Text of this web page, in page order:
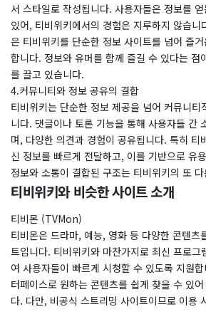
서 스타일로 작성됩니다. 사용자들은 정보를
있어, 티비위키에서의 경험은 지루하지 않습니
은 티비위키를 단순한 정보 사이트를 넘어 즐
합니다. 정보와 유머를 함께 즐길 수 있다는 점
를 끌고 있습니다.
4.커뮤니티와 정보 공유의 결합
티비위키는 단순한 정보 제공을 넘어 커뮤니티
니다. 댓글이나 토론 기능을 통해 사용자들 간
며, 다양한 의견과 경험이 공유됩니다. 특히 티
신 정보를 빠르게 전달하고, 이를 기반으로 유
정보와 소통이 결합된 구조는 티비위키의 또
​티비위키와 비슷한 사이트 소개
티비몬 (TVMon)
티비몬은 드라마, 예능, 영화 등 다양한 콘텐츠
트입니다. 티비위키와 마찬가지로 최신 프로그
여 사용자들이 빠르게 시청할 수 있도록 지원
터페이스로 원하는 콘텐츠를 쉽게 찾을 수 있
다. 다만, 비공식 스트리밍 사이트이므로 이용